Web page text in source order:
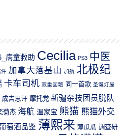
病童救助 Cecilia PS3 中医
件 加拿大落基山 加航 北极纪
卡车司机 双重国籍 同一首歌 圣诞灯屋
成吉思汗 摩托党 新疆杂技团员脱队
菊杰 海航 温家宝 熊猫 熊猫外交
萄酒品鉴 薄熙来 薄瓜瓜 调查研